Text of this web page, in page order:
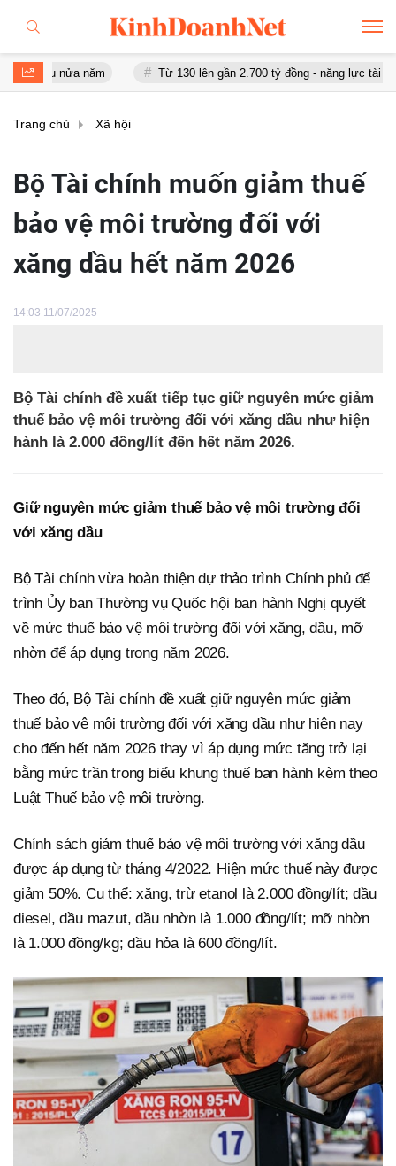
nửa năm Từ 130 lên gần 2.700 tỷ đồng - năng lực tài chính
Trang chủ Xã hội
Bộ Tài chính muốn giảm thuế
bảo vệ môi trường đối với
xăng dầu hết năm 2026
14:03 11/07/2025
Bộ Tài chính đề xuất tiếp tục giữ nguyên mức giảm
thuế bảo vệ môi trường đối với xăng dầu như hiện
hành là 2.000 đồng/lít đến hết năm 2026.
Giữ nguyên mức giảm thuế bảo vệ môi trường đối
với xăng dầu
Bộ Tài chính vừa hoàn thiện dự thảo trình Chính phủ để
trình Ủy ban Thường vụ Quốc hội ban hành Nghị quyết
về mức thuế bảo vệ môi trường đối với xăng, dầu, mỡ
nhờn để áp dụng trong năm 2026.
Theo đó, Bộ Tài chính đề xuất giữ nguyên mức giảm
thuế bảo vệ môi trường đối với xăng dầu như hiện nay
cho đến hết năm 2026 thay vì áp dụng mức tăng trở lại
bằng mức trần trong biểu khung thuế ban hành kèm theo
Luật Thuế bảo vệ môi trường.
Chính sách giảm thuế bảo vệ môi trường với xăng dầu
được áp dụng từ tháng 4/2022. Hiện mức thuế này được
giảm 50%. Cụ thể: xăng, trừ etanol là 2.000 đồng/lít; dầu
diesel, dầu mazut, dầu nhờn là 1.000 đồng/lít; mỡ nhờn
là 1.000 đồng/kg; dầu hỏa là 600 đồng/lít.